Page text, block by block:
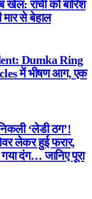
रांची को बारिश
से बेहाल
Dumka Ring
में भीषण आग, एक
‘लेडी ठग’!
लेकर हुई फरार,
दंग… जानिए पूरा